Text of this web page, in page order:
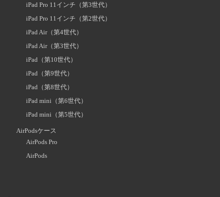
iPad Pro 11インチ（第3世代）
iPad Pro 11インチ（第2世代）
iPad Air（第4世代）
iPad Air（第3世代）
iPad（第10世代）
iPad（第9世代）
iPad（第8世代）
iPad mini（第6世代）
iPad mini（第5世代）
AirPodsケース
AirPods Pro
AirPods